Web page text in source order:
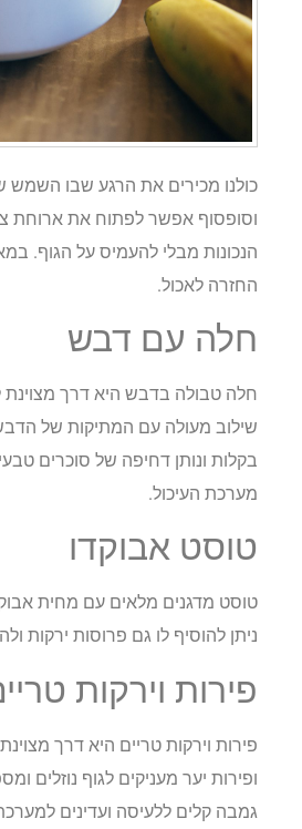
כולנו מכירים את הרגע שבו השמש
וסופסוף אפשר לפתוח את ארוחת
הנכונות מבלי להעמיס על הגוף.
החזרה לאכול.
חלה עם דבש
חלה טבולה בדבש היא דרך
שילוב מעולה עם המתיקות של
בקלות ונותן דחיפה של סוכרים
מערכת העיכול.
טוסט אבוקדו
טוסט מדגנים מלאים עם מחית
ניתן להוסיף לו גם פרוסות ירקות
פירות וירקות
פירות וירקות טריים היא דרך
ופירות יער מעניקים לגוף נוזלים
גמבה קלים ללעיסה ועדינים